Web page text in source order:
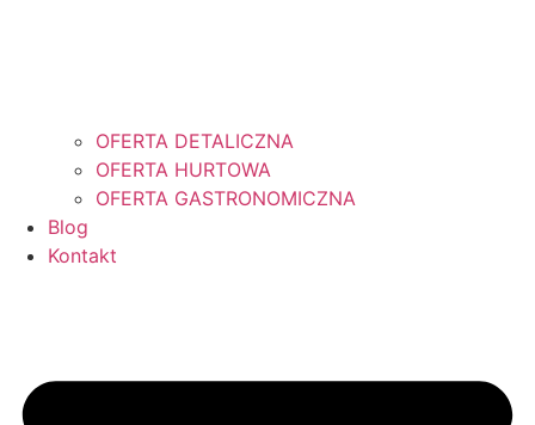
OFERTA DETALICZNA
OFERTA HURTOWA
OFERTA GASTRONOMICZNA
Blog
Kontakt